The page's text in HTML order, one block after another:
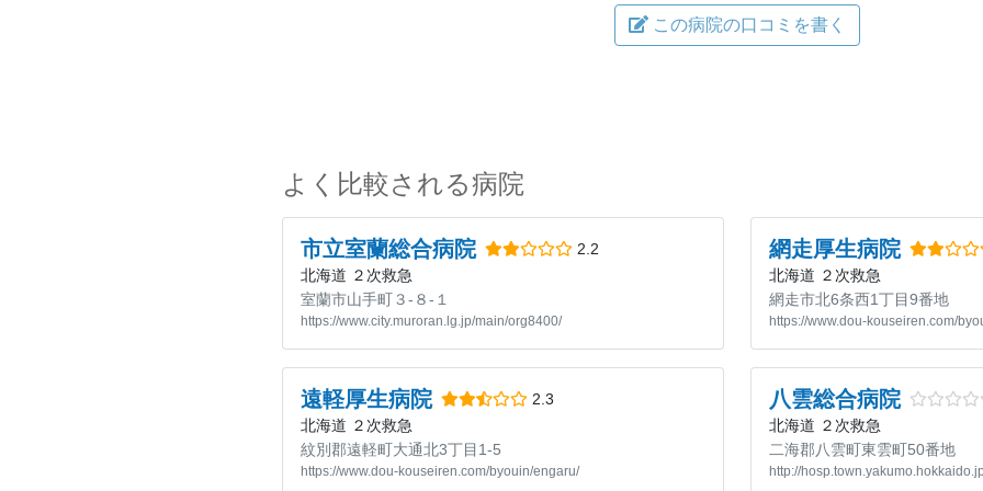
この病院の口コミを書く
よく比較される病院
市立室蘭総合病院
2.2
北海道 ２次救急
室蘭市山手町３-８-１
https://www.city.muroran.lg.jp/main/org8400/
網走厚生病院
北海道 ２次救急
網走市北6条西1丁目9番地
https://www.dou-kouseiren.com/
遠軽厚生病院
2.3
北海道 ２次救急
紋別郡遠軽町大通北3丁目1-5
https://www.dou-kouseiren.com/byouin/engaru/
八雲総合病院
北海道 ２次救急
二海郡八雲町東雲町50番地
http://